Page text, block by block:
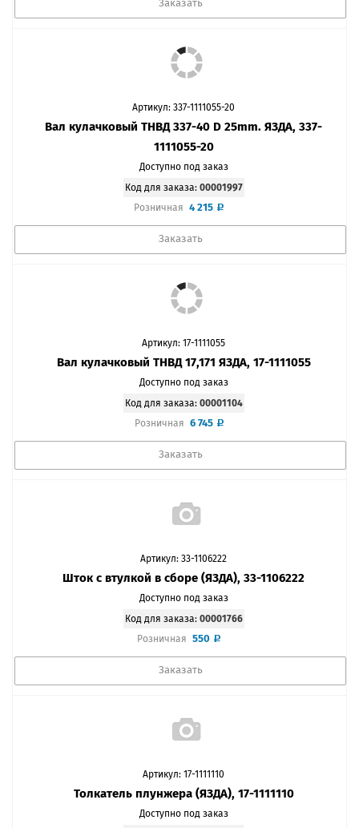
Заказать
Артикул: 337-1111055-20
Вал кулачковый ТНВД 337-40 D 25mm. ЯЗДА, 337-
1111055-20
Доступно под заказ
Код для заказа: 00001997
Розничная 4 215
Заказать
Артикул: 17-1111055
Вал кулачковый ТНВД 17,171 ЯЗДА, 17-1111055
Доступно под заказ
Код для заказа: 00001104
Розничная 6 745
Заказать
Артикул: 33-1106222
Шток с втулкой в сборе (ЯЗДА), 33-1106222
Доступно под заказ
Код для заказа: 00001766
Розничная 550
Заказать
Артикул: 17-1111110
Толкатель плунжера (ЯЗДА), 17-1111110
Доступно под заказ